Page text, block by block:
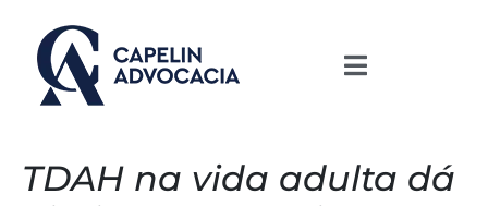
TDAH na vida adulta dá